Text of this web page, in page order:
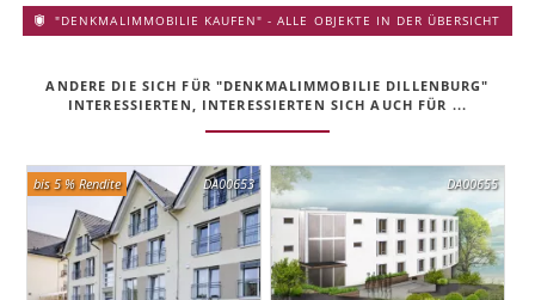
"DENKMALIMMOBILIE KAUFEN" - ALLE OBJEKTE IN DER ÜBERSICHT
ANDERE DIE SICH FÜR "DENKMALIMMOBILIE DILLENBURG"
INTERESSIERTEN, INTERESSIERTEN SICH AUCH FÜR ...
DA00653
bis 5 % Rendite DA00655